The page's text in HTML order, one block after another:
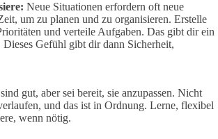
Neue Situationen erfordern oft neue
um zu planen und zu organisieren. Erstelle
und verteile Aufgaben. Das gibt dir ein
Gefühl gibt dir dann Sicherheit,
gut, aber sei bereit, sie anzupassen. Nicht
und das ist in Ordnung. Lerne, flexibel
wenn nötig.